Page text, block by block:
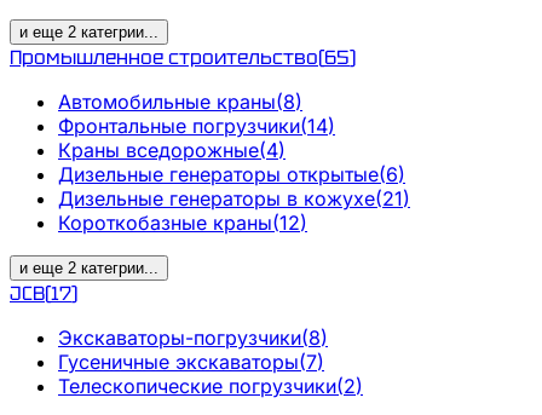
и еще 2 категрии...
Промышленное строительство(65)
Автомобильные краны(8)
Фронтальные погрузчики(14)
Краны вседорожные(4)
Дизельные генераторы открытые(6)
Дизельные генераторы в кожухе(21)
Короткобазные краны(12)
и еще 2 категрии...
JCB(17)
Экскаваторы-погрузчики(8)
Гусеничные экскаваторы(7)
Телескопические погрузчики(2)